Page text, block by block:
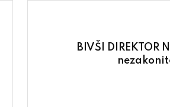
BIVŠI DIREKTOR